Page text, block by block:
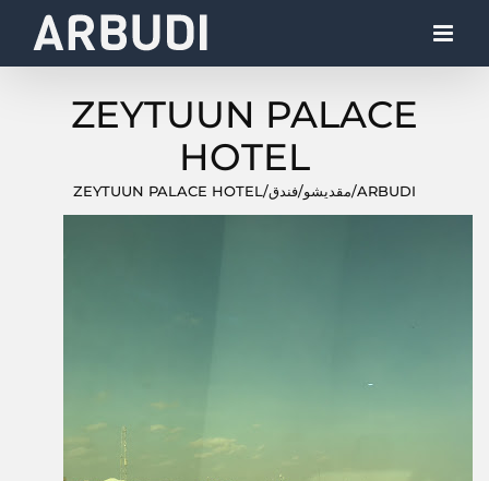
ZEYTUUN PALACE
HOTEL
ARBUDI
/مقديشو/فندق/
ZEYTUUN PALACE HOTEL